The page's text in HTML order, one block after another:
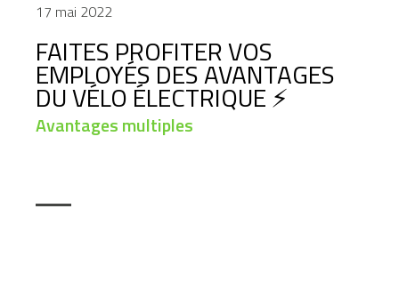
17 mai 2022
FAITES PROFITER VOS
EMPLOYÉS DES AVANTAGES
DU VÉLO ÉLECTRIQUE ⚡
Avantages multiples